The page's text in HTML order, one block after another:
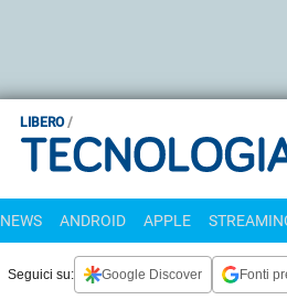
LIBERO
NEWS ANDROID APPLE
Seguici su: Google Discover Fonti